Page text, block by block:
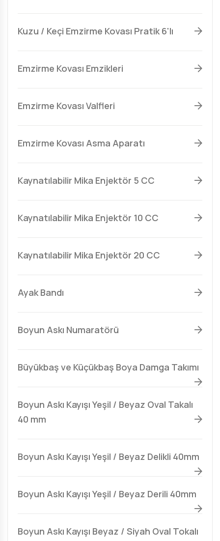
Kuzu / Keçi Emzirme Kovası Pratik 6'lı
Emzirme Kovası Emzikleri
Emzirme Kovası Valfleri
Emzirme Kovası Asma Aparatı
Kaynatılabilir Mika Enjektör 5 CC
Kaynatılabilir Mika Enjektör 10 CC
Kaynatılabilir Mika Enjektör 20 CC
Ayak Bandı
Boyun Askı Numaratörü
Büyükbaş ve Küçükbaş Boya Damga Takımı
Boyun Askı Kayışı Yeşil / Beyaz Oval Takalı
40 mm
Boyun Askı Kayışı Yeşil / Beyaz Delikli 40mm
Boyun Askı Kayışı Yeşil / Beyaz Derili 40mm
Boyun Askı Kayışı Beyaz / Siyah Oval Tokalı